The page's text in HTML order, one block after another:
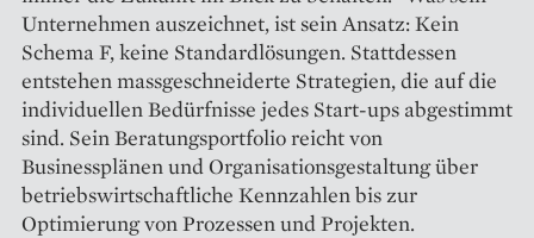
Unternehmen auszeichnet, ist sein Ansatz: Kein
Schema F, keine Standardlösungen. Stattdessen
entstehen massgeschneiderte Strategien, die auf die
individuellen Bedürfnisse jedes Start-ups abgestimmt
sind. Sein Beratungsportfolio reicht von
Businessplänen und Organisationsgestaltung über
betriebswirtschaftliche Kennzahlen bis zur
Optimierung von Prozessen und Projekten.